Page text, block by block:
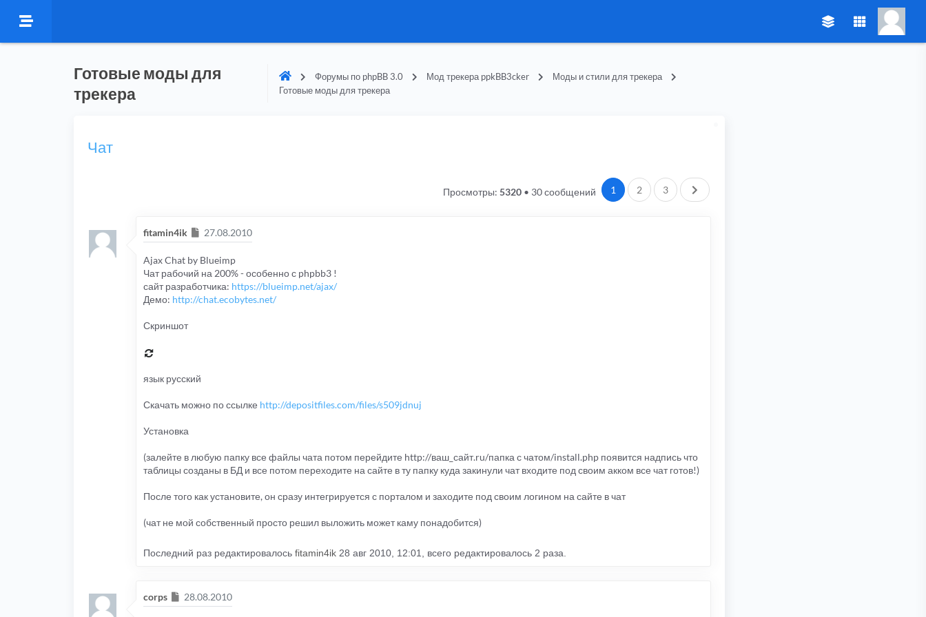
Готовые моды для
трекера
Форумы по phpBB 3.0 Мод трекера ppkBB3cker
Моды и стили для трекера
Готовые моды для трекера
Чат
30 сообщений 1 2 3 След.
Просмотры: 5320•
fitamin4ik Сообщение
27.08.2010
Ajax Chat by Blueimp
Чат рабочий на 200% - особенно с phpbb3 !
сайт разработчика: https://blueimp.net/ajax/
Демо: http://chat.ecobytes.net/
Скриншот
язык русский
Скачать можно по ссылке http://depositfiles.com/files/s509jdnuj
Установка
(залейте в любую папку все файлы чата потом перейдите http://ваш_сайт.ru/папка с чатом/install.php появится надпись что
таблицы созданы в БД и все потом переходите на сайте в ту папку куда закинули чат входите под своим акком все чат готов!)
После того как установите, он сразу интегрируется с порталом и заходите под своим логином на сайте в чат
(чат не мой собственный просто решил выложить может каму понадобится)
Последний раз редактировалось fitamin4ik 28 авг 2010, 12:01, всего редактировалось 2 раза.
corps Сообщение
28.08.2010